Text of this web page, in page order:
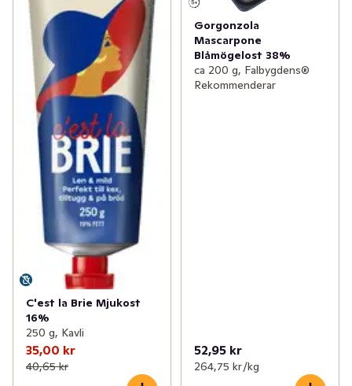
C'est la Brie Mjukost
16%
250 g, Kavli
35,00 kr
40,65 kr
Gorgonzola
Mascarpone
Blåmögelost 38%
ca 200 g, Falbygdens®
Rekommenderar
52,95 kr
264,75 kr /kg